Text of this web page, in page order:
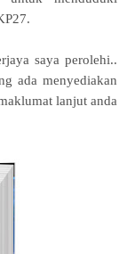
saya perolehi..
ada menyediakan
lanjut anda